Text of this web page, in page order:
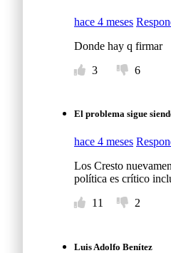
hace 4 meses
Donde hay q firmar
3
6
El problema sigue
hace 4 meses
Los Cresto
política es crítico
11
2
Luis Adolfo Benítez